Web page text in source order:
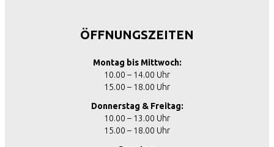
ÖFFNUNGSZEITEN
Montag bis Mittwoch:
10.00 – 14.00 Uhr
15.00 – 18.00 Uhr
Donnerstag & Freitag:
10.00 – 13.00 Uhr
15.00 – 18.00 Uhr